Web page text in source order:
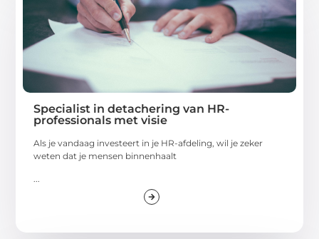
Specialist in detachering van HR-
professionals met visie
Als je vandaag investeert in je HR-afdeling, wil je zeker
weten dat je mensen binnenhaalt